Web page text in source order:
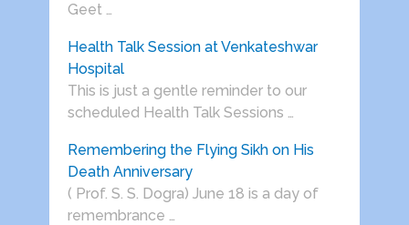
Geet …
Health Talk Session at Venkateshwar
Hospital
This is just a gentle reminder to our
scheduled Health Talk Sessions …
Remembering the Flying Sikh on His
Death Anniversary
( Prof. S. S. Dogra) June 18 is a day of
remembrance …